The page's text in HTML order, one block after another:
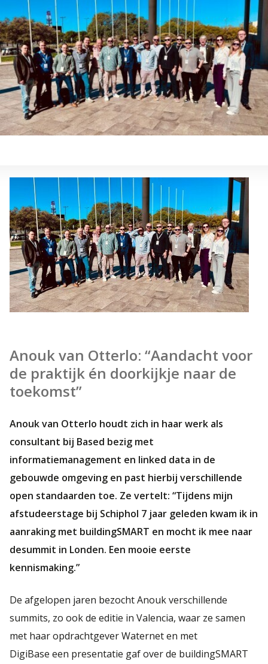
Anouk van Otterlo: “Aandacht voor
de praktijk én doorkijkje naar de
toekomst”
Anouk van Otterlo houdt zich in haar werk als
consultant bij Based bezig met
informatiemanagement en linked data in de
gebouwde omgeving en past hierbij verschillende
open standaarden toe. Ze vertelt: “Tijdens mijn
afstudeerstage bij Schiphol 7 jaar geleden kwam ik in
aanraking met buildingSMART en mocht ik mee naar
desummit in Londen. Een mooie eerste
kennismaking.”
De afgelopen jaren bezocht Anouk verschillende
summits, zo ook de editie in Valencia, waar ze samen
met haar opdrachtgever Waternet en met
DigiBase een presentatie gaf over de buildingSMART